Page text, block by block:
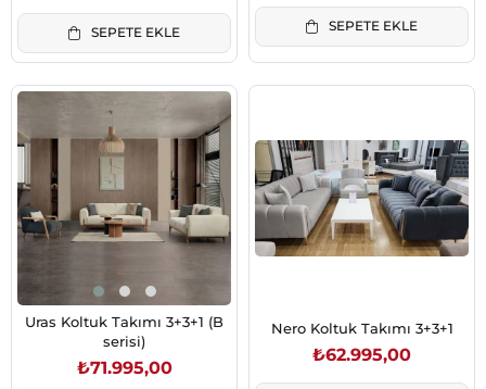
SEPETE EKLE SEPETE EKLE
Uras Koltuk Takımı 3+3+1 (B
serisi)
₺71.995,00
Nero Koltuk Takımı 3+3+1
₺62.995,00